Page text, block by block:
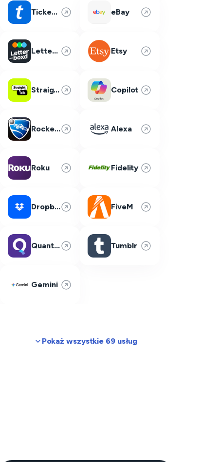
Ticketmaster eBay
Letterboxd Etsy
Straight Talk Copilot
Rocket League Alexa
Roku Fidelity
Dropbox FiveM
Quantum Fiber Tumblr
Gemini
Pokaż wszystkie 69 usług